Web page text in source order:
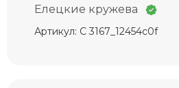
Елецкие кружева
Артикул: С 3167_12454c0f